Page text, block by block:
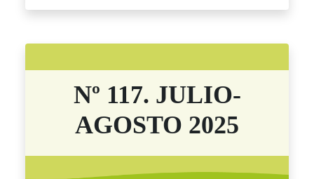
Nº 117. JULIO-
AGOSTO 2025